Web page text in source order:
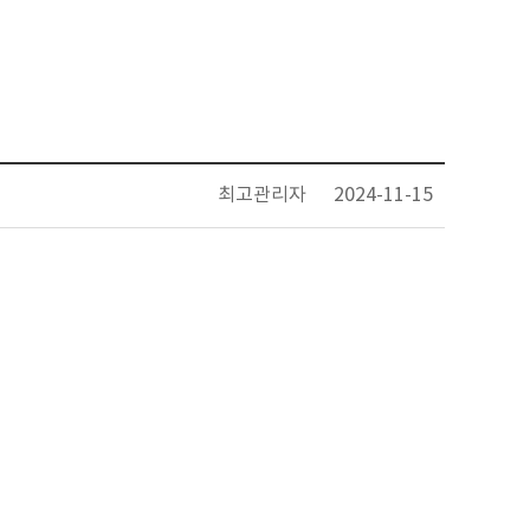
최고관리자 2024-11-15